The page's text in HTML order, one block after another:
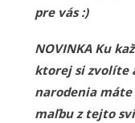
pre vás :)
NOVINKA Ku
ktorej si zvolíte
narodenia
maľbu z tejto